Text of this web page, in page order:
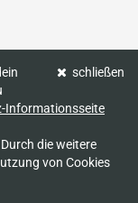
schließen
Informationsseite
die weitere
von Cookies